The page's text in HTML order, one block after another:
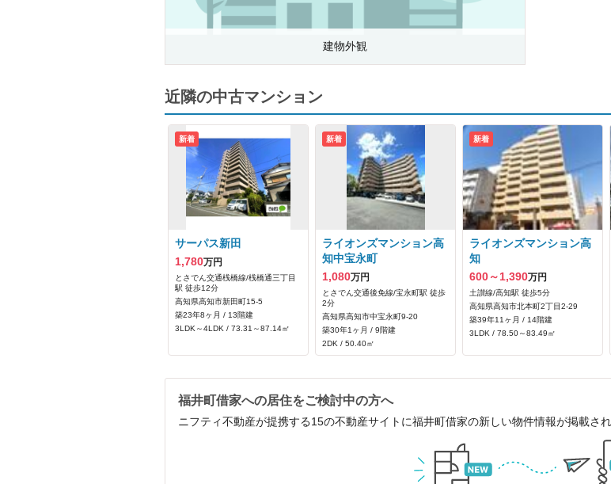
建物外観
近隣の中古マンション
新着
サーパス新田
1,780万円
とさでん交通桟橋線/桟橋通三丁目
駅 徒歩12分
高知県高知市新田町15-5
築23年8ヶ月 / 13階建
3LDK～4LDK / 73.31～87.14㎡
新着
ライオンズマンション高
知中宝永町
1,080万円
とさでん交通後免線/宝永町駅 徒歩
2分
高知県高知市中宝永町9-20
築30年1ヶ月 / 9階建
2DK / 50.40㎡
新着
ライオンズマンション高
知
600～1,390万円
土讃線/高知駅 徒歩5分
高知県高知市北本町2丁目2-29
築39年11ヶ月 / 14階建
3LDK / 78.50～83.49㎡
福井町借家への居住をご検討中の方へ
ニフティ不動産が提携する15の不動産サイトに福井町借家の新しい物件情報が掲載さ